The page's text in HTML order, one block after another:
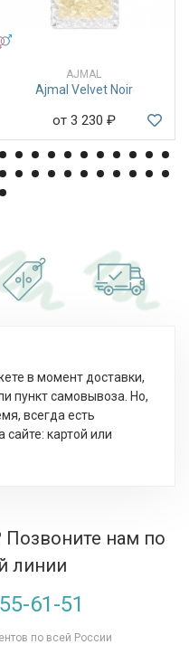
AJMAL
Ajmal Velvet Noir
от 3 230 ₽
в момент доставки,
пункт самовывоза. Но,
всегда есть
картой или
Позвоните нам по
линии
61-51
по всей России